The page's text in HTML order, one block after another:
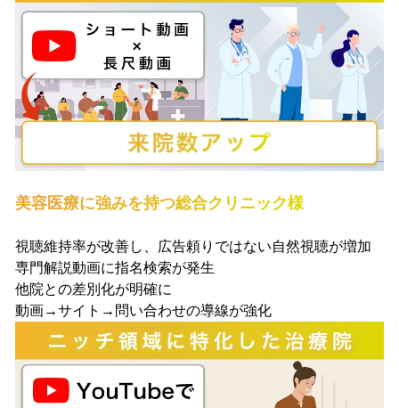
美容医療に強みを持つ総合クリニック様
視聴維持率が改善し、広告頼りではない自然視聴が増加
専門解説動画に指名検索が発生
他院との差別化が明確に
動画→サイト→問い合わせの導線が強化